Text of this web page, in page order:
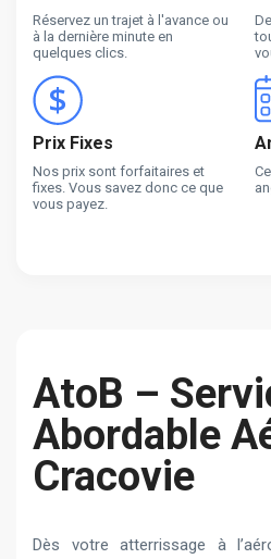
Réservez un trajet à l'avance ou
à la dernière minute en
quelques clics.
Prix Fixes
Nos prix sont forfaitaires et
fixes. Vous savez donc ce que
vous payez.
AtoB –
Abordable
Cracovie
Dès votre atterrissage à